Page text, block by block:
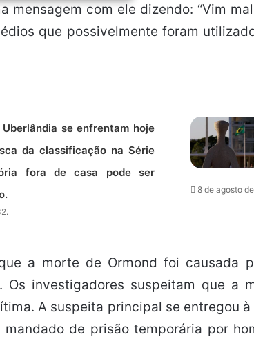
com ele dizendo: “Vim
que possivelmente foram
Uberlândia se enfrentam hoje
da classificação na Série
fora de casa pode ser
8 de agosto
a morte de Ormond foi causada
investigadores suspeitam que a
A suspeita principal se entregou
de prisão temporária por